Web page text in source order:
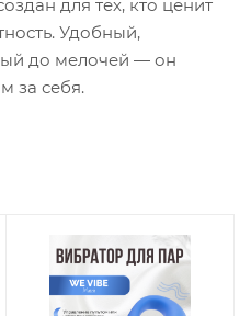
для тех, кто ценит
Удобный,
до мелочей — он
за себя.